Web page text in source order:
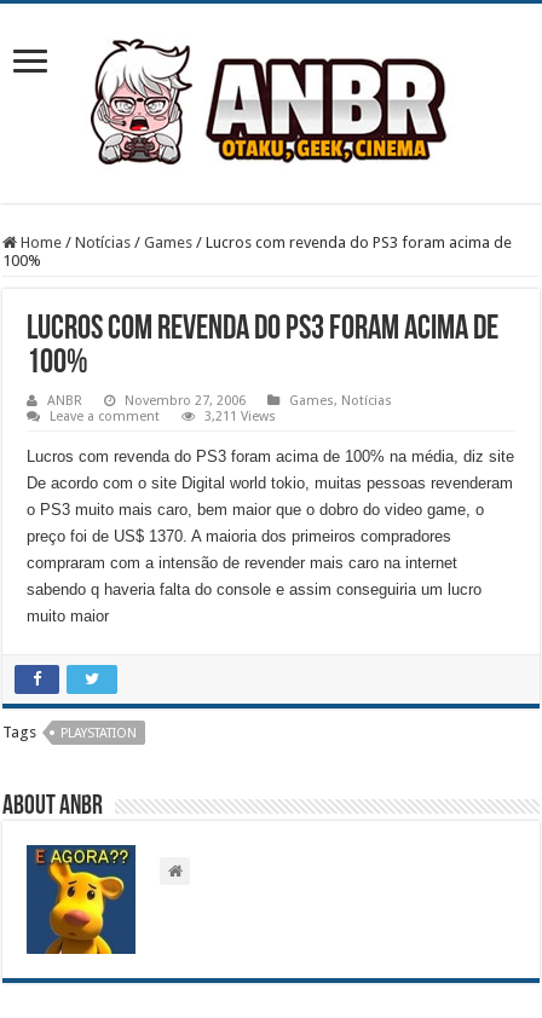
Home / Notícias / Games / Lucros com revenda do PS3 foram acima de
100%
Lucros com revenda do PS3 foram acima de
100%
ANBR Novembro 27, 2006 Games, Notícias
Leave a comment
3,211 Views
Lucros com revenda do PS3 foram acima de 100% na média, diz site
De acordo com o site Digital world tokio, muitas pessoas revenderam
o PS3 muito mais caro, bem maior que o dobro do video game, o
preço foi de US$ 1370.A maioria dos primeiros compradores
compraram com a intensão de revender mais caro na internet
sabendo q haveria falta do console e assim conseguiria um lucro
muito maior
Tags PLAYSTATION
About ANBR